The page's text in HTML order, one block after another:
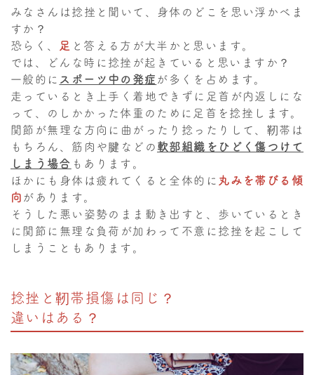
みなさんは捻挫と聞いて、身体のどこを思い浮かべま
すか？
恐らく、 足 と答える方が大半かと思います。
では、どんな時に捻挫が起きていると思いますか？
一般的に スポーツ中の発症が多くを占めます。
走っているとき上手く着地できずに足首が内返しにな
って、のしかかった体重のために足首を捻挫します。
関節が無理な方向に曲がったり捻ったりして、靭帯は
もちろん、筋肉や腱などの軟部組織をひどく傷つけて
しまう場合 もあります。
ほかにも身体は疲れてくると全体的に丸みを帯びる傾
向があります。
そうした悪い姿勢のまま動き出すと、歩いているとき
に関節に無理な負荷が加わって不意に捻挫を起こして
しまうこともあります。
捻挫と靭帯損傷は同じ？
違いはある？